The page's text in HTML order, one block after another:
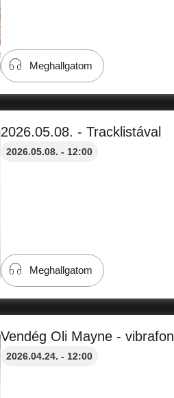
Meghallgatom
2026.05.08. - Tracklistával
2026.05.08. - 12:00
Meghallgatom
Vendég Oli Mayne - vibrafon
2026.04.24. - 12:00